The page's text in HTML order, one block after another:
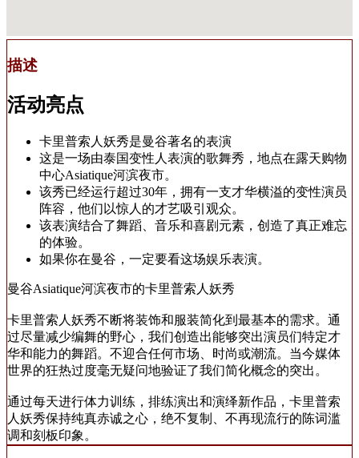
描述
活动亮点
卡里普索人妖秀是曼谷著名的表演
这是一场由泰国变性人表演的歌舞秀，地点在露天购物
中心Asiatique河滨夜市。
该秀已经运行超过30年，拥有一支才华横溢的变性演员
阵容，他们以惊人的才艺吸引观众。
该表演结合了舞蹈、音乐和喜剧元素，创造了真正难忘
的体验。
如果你在曼谷，一定要看这场娱乐表演。
曼谷Asiatique河滨夜市的卡里普索人妖秀
卡里普索人妖秀不断将装饰和服装简化到最基本的需求。通
过尽量减少编舞的野心，我们创造出能够突出演员们特定才
华和能力的舞蹈。不迎合任何市场、时尚或潮流。当今媒体
世界的狂热过度毫无疑问地验证了我们简化概念的突出。
通过每天进行体力训练，排练演出和演绎新作品，卡里普索
人妖秀保持纯真赤诚之心，绝不复制、不再现流行的陈词滥
调和刻板印象。